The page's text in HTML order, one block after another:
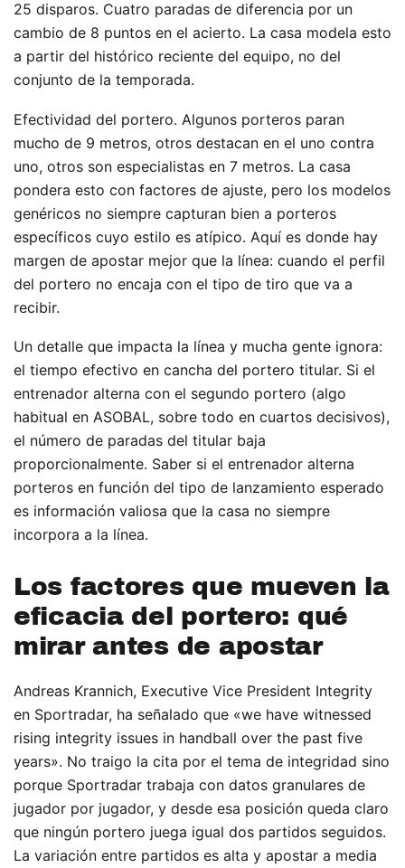
25 disparos. Cuatro paradas de diferencia por un
cambio de 8 puntos en el acierto. La casa modela esto
a partir del histórico reciente del equipo, no del
conjunto de la temporada.
Efectividad del portero. Algunos porteros paran
mucho de 9 metros, otros destacan en el uno contra
uno, otros son especialistas en 7 metros. La casa
pondera esto con factores de ajuste, pero los modelos
genéricos no siempre capturan bien a porteros
específicos cuyo estilo es atípico. Aquí es donde hay
margen de apostar mejor que la línea: cuando el perfil
del portero no encaja con el tipo de tiro que va a
recibir.
Un detalle que impacta la línea y mucha gente ignora:
el tiempo efectivo en cancha del portero titular. Si el
entrenador alterna con el segundo portero (algo
habitual en ASOBAL, sobre todo en cuartos decisivos),
el número de paradas del titular baja
proporcionalmente. Saber si el entrenador alterna
porteros en función del tipo de lanzamiento esperado
es información valiosa que la casa no siempre
incorpora a la línea.
Los factores que mueven la
eficacia del portero: qué
mirar antes de apostar
Andreas Krannich, Executive Vice President Integrity
en Sportradar, ha señalado que «we have witnessed
rising integrity issues in handball over the past five
years». No traigo la cita por el tema de integridad sino
porque Sportradar trabaja con datos granulares de
jugador por jugador, y desde esa posición queda claro
que ningún portero juega igual dos partidos seguidos.
La variación entre partidos es alta y apostar a media